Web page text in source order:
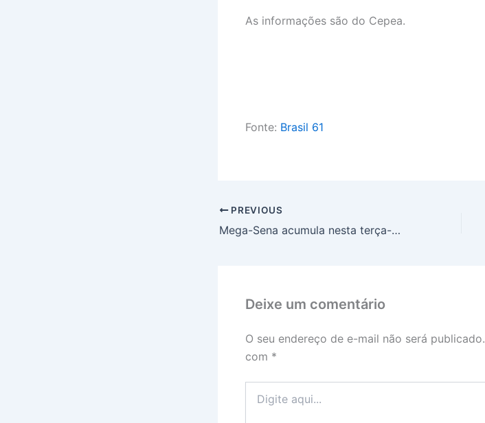
As informações são do Cepea.
Fonte: Brasil 61
PREVIOUS
Mega-Sena acumula nesta terça-feira (27) e prêmio chega a 11.000.000,00
Deixe um comentário
O seu endereço de e-mail não será publicado.
com *
aqui...